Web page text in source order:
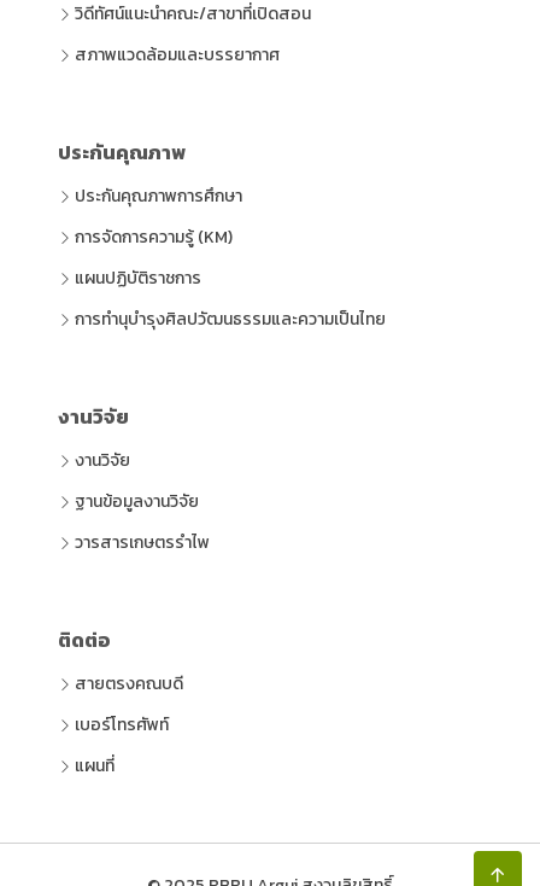
วิดีทัศน์แนะนำคณะ/สาขาที่เปิดสอน
สภาพแวดล้อมและบรรยากาศ
ประกันคุณภาพ
ประกันคุณภาพการศึกษา
การจัดการความรู้ (KM)
แผนปฏิบัติราชการ
การทำนุบำรุงศิลปวัฒนธรรมและความเป็นไทย
งานวิจัย
งานวิจัย
ฐานข้อมูลงานวิจัย
วารสารเกษตรรำไพ
ติดต่อ
สายตรงคณบดี
เบอร์โทรศัพท์
แผนที่